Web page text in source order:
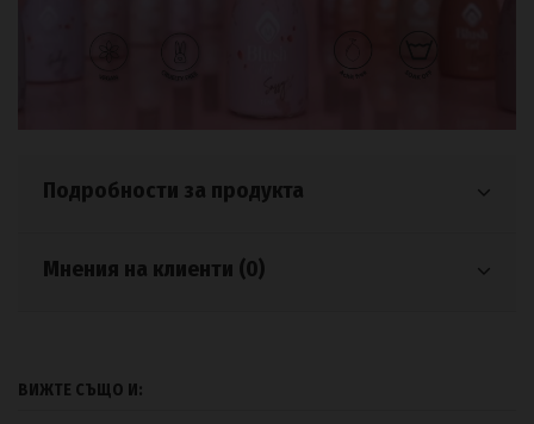
Подробности за продукта
Мнения на клиенти (0)
ВИЖТЕ СЪЩО И: